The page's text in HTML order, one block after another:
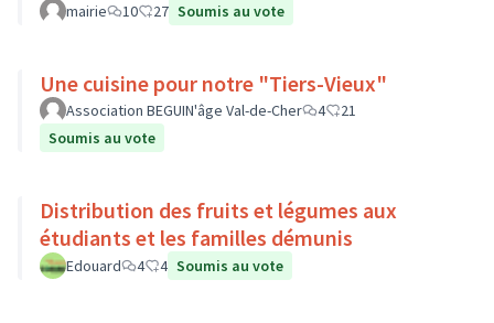
mairie 10 27 Soumis au vote
Une cuisine pour notre "Tiers-Vieux"
Association BEGUIN'âge Val-de-Cher 4
21
Soumis au vote
Distribution des fruits et légumes aux
étudiants et les familles démunis
Edouard 4 4 Soumis au vote